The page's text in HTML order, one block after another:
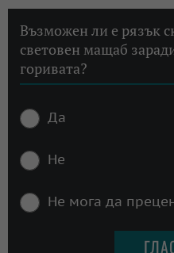
Възможен ли е рязък
световен мащаб
горивата?
Да
Не
Не мога да